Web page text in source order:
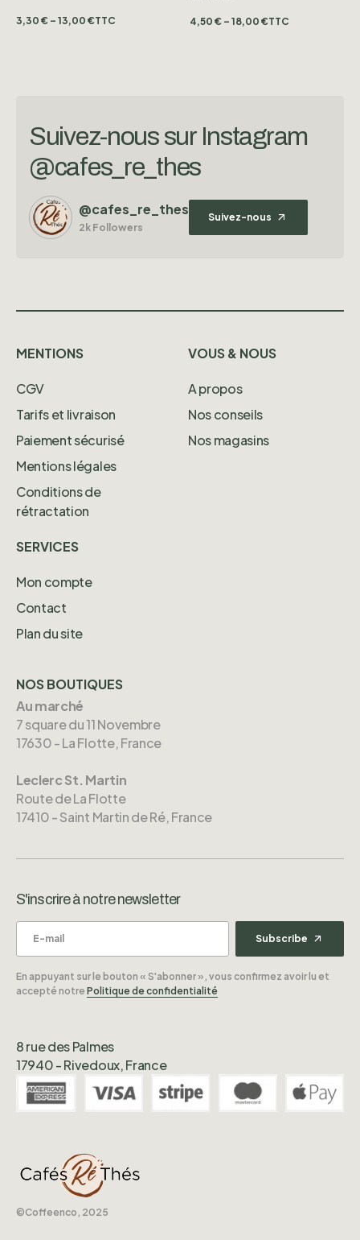
3,30 € – 13,00 €TTC 4,50 € – 18,00 €TTC
Suivez-nous sur Instagram
@cafes_re_thes
@cafes_re_thes
2k Followers
Suivez-nous
MENTIONS
CGV
Tarifs et livraison
Paiement sécurisé
Mentions légales
Conditions de
rétractation
VOUS & NOUS
A propos
Nos conseils
Nos magasins
SERVICES
Mon compte
Contact
Plan du site
NOS BOUTIQUES
Au marché
7 square du 11 Novembre
17630 - La Flotte, France
Leclerc St. Martin
Route de La Flotte
17410 - Saint Martin de Ré, France
©️Coffeenco, 2025
8 rue des Palmes
17940 - Rivedoux, France
S'inscrire à notre newsletter
Subscribe
En appuyant sur le bouton « S'abonner », vous confirmez avoir lu et
accepté notre Politique de confidentialité